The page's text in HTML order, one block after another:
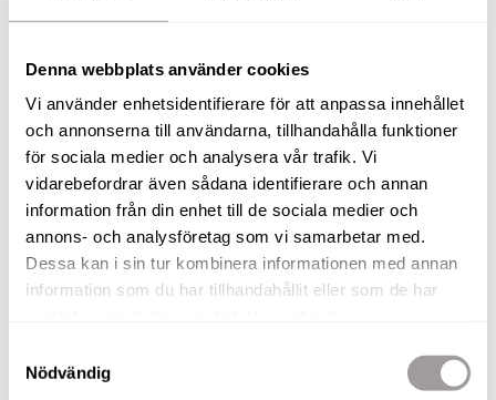
Denna webbplats använder cookies
Vi använder enhetsidentifierare för att anpassa innehållet
och annonserna till användarna, tillhandahålla funktioner
för sociala medier och analysera vår trafik. Vi
vidarebefordrar även sådana identifierare och annan
information från din enhet till de sociala medier och
annons- och analysföretag som vi samarbetar med.
Dessa kan i sin tur kombinera informationen med annan
information som du har tillhandahållit eller som de har
Nödvändig
Malung-Sälen
Ekonomi
Taxering
TAXERINGSKOD
210, Småhusenhet, tomtmark
352 000 kr